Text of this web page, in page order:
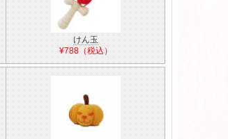
けん玉
¥788（税込）